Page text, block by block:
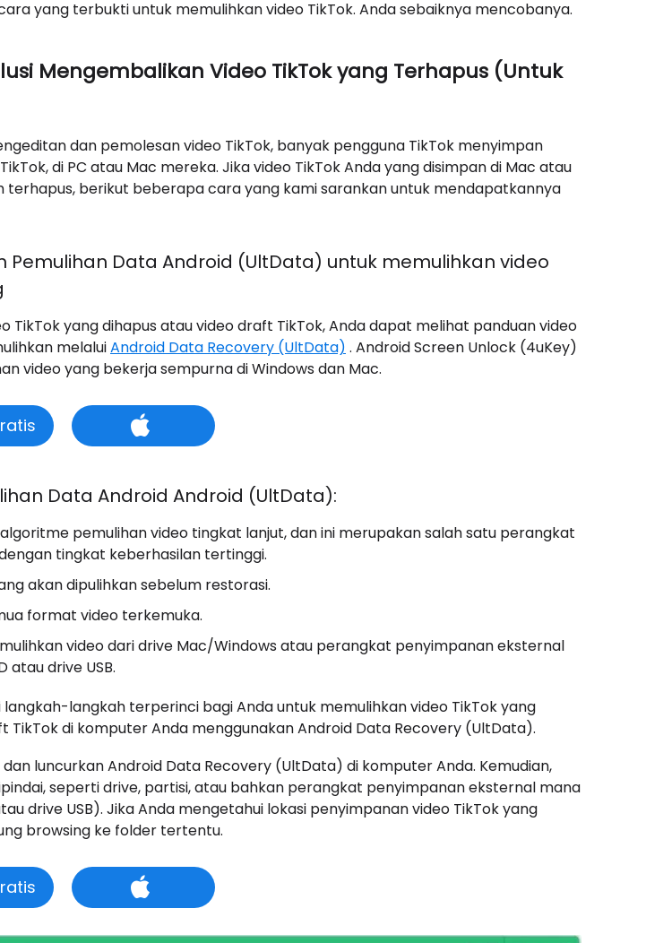
yang terbukti untuk memulihkan video TikTok. Anda sebaiknya mencobanya.
Mengembalikan Video TikTok yang Terhapus (Untuk
dan pemolesan video TikTok, banyak pengguna TikTok menyimpan
di PC atau Mac mereka. Jika video TikTok Anda yang disimpan di Mac atau
terhapus, berikut beberapa cara yang kami sarankan untuk mendapatkannya
Pemulihan Data Android (UltData) untuk memulihkan video
TikTok yang dihapus atau video draft TikTok, Anda dapat melihat panduan video
melaluiAndroid Data Recovery (UltData) . Android Screen Unlock (4uKey)
video yang bekerja sempurna di Windows dan Mac.
Data Android Android (UltData):
pemulihan video tingkat lanjut, dan ini merupakan salah satu perangkat
tingkat keberhasilan tertinggi.
akan dipulihkan sebelum restorasi.
format video terkemuka.
video dari drive Mac/Windows atau perangkat penyimpanan eksternal
atau drive USB.
langkah-langkah terperinci bagi Anda untuk memulihkan video TikTok yang
TikTok di komputer Anda menggunakan Android Data Recovery (UltData).
dan luncurkan Android Data Recovery (UltData) di komputer Anda. Kemudian,
seperti drive, partisi, atau bahkan perangkat penyimpanan eksternal mana
drive USB). Jika Anda mengetahui lokasi penyimpanan video TikTok yang
browsing ke folder tertentu.